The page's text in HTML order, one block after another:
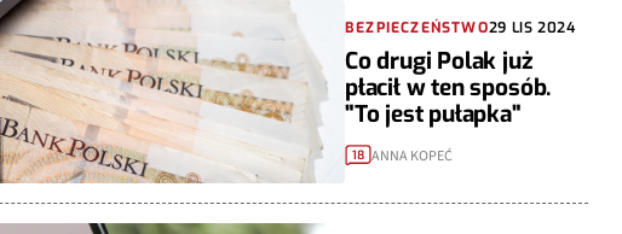
BEZPIECZEŃSTWO29 LIS 2024
Co drugi Polak już
płacił w ten sposób.
"To jest pułapka"
18 ANNA KOPEĆ